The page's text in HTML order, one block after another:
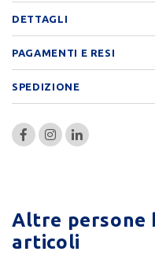
DETTAGLI
PAGAMENTI E RESI
SPEDIZIONE
Altre persone
articoli